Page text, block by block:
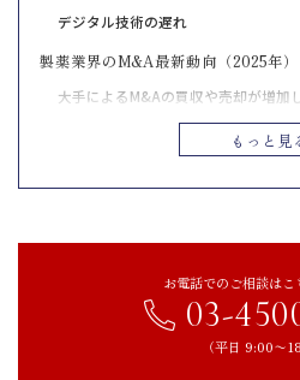
もっと見
デジタル技術の遅れ
製薬業界のM&A最新動向（2025年）
大手によるM&Aの買収や売却が増加
別業種からのM&Aも見られる
事業承継問題を解決できる
個人保証から解放される
お電話でのご相談はこ
03-
（平日 9:00〜